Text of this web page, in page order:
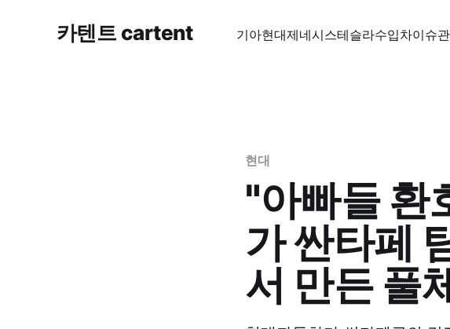
카텐트 cartent 기아현대제네시스테슬라수입차이슈
현대
"아빠들 환
가 싼타페
서 만든 풀